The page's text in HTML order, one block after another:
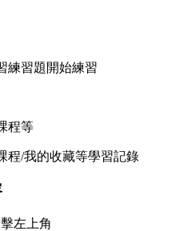
練習題開始練習
程等
程/我的收藏等學習記錄
左上角